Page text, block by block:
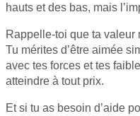
hauts et des bas, mais
Rappelle-toi que ta valeur
Tu mérites d’être aimée
avec tes forces et tes
atteindre à tout prix.
Et si tu as besoin d’aide